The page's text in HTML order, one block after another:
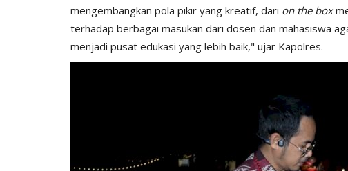
mengembangkan pola pikir yang kreatif, dari on the box
terhadap berbagai masukan dari dosen dan mahasiswa
menjadi pusat edukasi yang lebih baik," ujar Kapolres.